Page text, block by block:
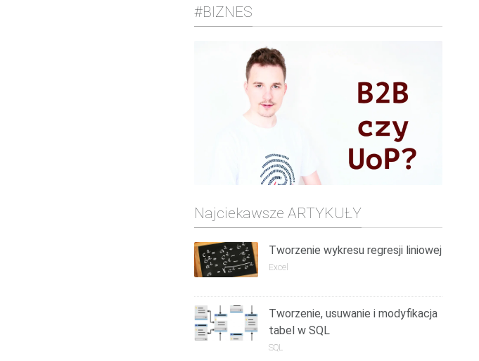
#BIZNES
Najciekawsze ARTYKUŁY
Tworzenie wykresu regresji liniowej
Excel
Tworzenie, usuwanie i modyfikacja
tabel w SQL
SQL